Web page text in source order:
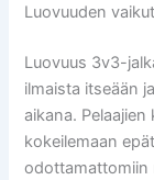
Luovuuden
Luovuus 3v3-
ilmaista itseään
aikana.
kokeilemaan
odottamattomiin